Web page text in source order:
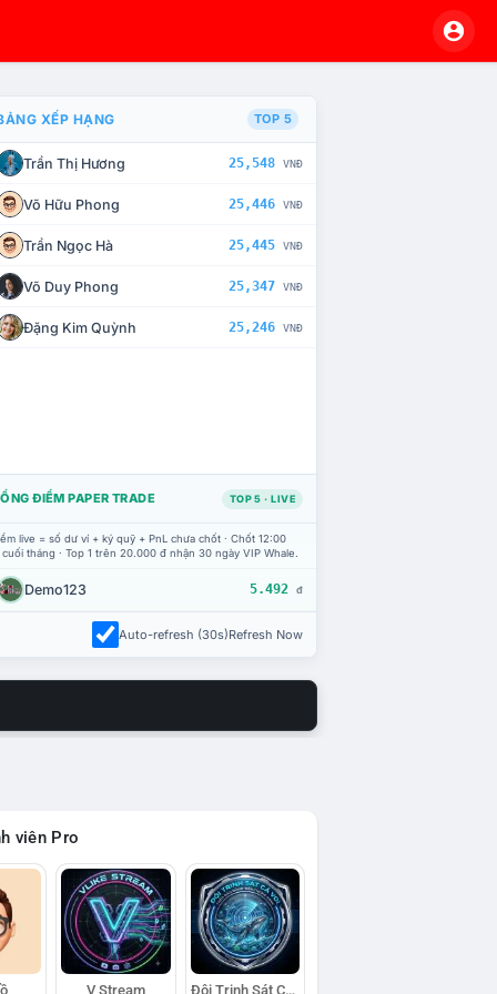
CHẾ TÀI XỬ LÝ VI PHẠM
XẾP HẠNG TOP 5
Trần Thị Hương 25,548 VNĐ
Võ Hữu Phong 25,446 VNĐ
Trần Ngọc Hà 25,445 VNĐ
Võ Duy Phong 25,347 VNĐ
Đặng Kim Quỳnh 25,246 VNĐ
ĐIỂM PAPER TRADE TOP 5 · LIVE
live = số dư ví + ký quỹ + PnL chưa chốt · Chốt 12:00
tháng · Top 1 trên 20.000 đ nhận 30 ngày VIP Whale.
Demo123 5.492 đ
Auto-refresh (30s)Refresh Now
viên Pro
V Stream Đội Trinh Sát Cá Voi